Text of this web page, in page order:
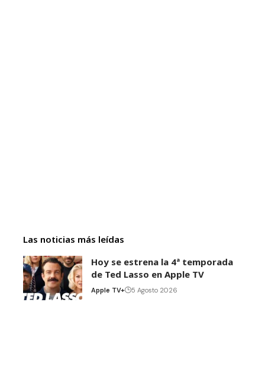
Las noticias más leídas
Hoy se estrena la 4ª temporada
de Ted Lasso en Apple TV
Apple TV+ 5 Agosto 2026